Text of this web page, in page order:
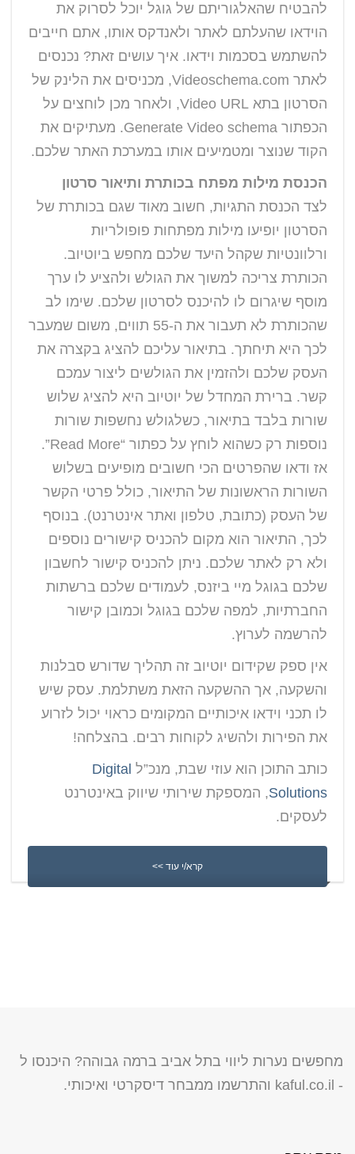
להבטיח שהאלגוריתם של גוגל יוכל לסרוק את
הוידאו שהעלתם לאתר ולאנדקס אותו, אתם חייבים
להשתמש בסכמות וידאו. איך עושים זאת? נכנסים
לאתר Videoschema.com, מכניסים את הלינק של
הסרטון בתא Video URL, ולאחר מכן לוחצים על
הכפתור Generate Video schema. מעתיקים את
הקוד שנוצר ומטמיעים אותו במערכת האתר שלכם.
הכנסת מילות מפתח בכותרת ותיאור סרטון
לצד הכנסת התגיות, חשוב מאוד שגם בכותרת של
הסרטון יופיעו מילות מפתחות פופולריות
ורלוונטיות שקהל היעד שלכם מחפש ביוטיוב.
הכותרת צריכה למשוך את הגולש ולהציע לו ערך
מוסף שיגרום לו להיכנס לסרטון שלכם. שימו לב
שהכותרת לא תעבור את ה-55 תווים, משום שמעבר
לכך היא תיחתך. בתיאור עליכם להציג בקצרה את
העסק שלכם ולהזמין את הגולשים ליצור עמכם
קשר. ברירת המחדל של יוטיוב היא להציג שלוש
שורות בלבד בתיאור, כשלגולש נחשפות שורות
נוספות רק כשהוא לוחץ על כפתור “Read More”.
אז ודאו שהפרטים הכי חשובים מופיעים בשלוש
השורות הראשונות של התיאור, כולל פרטי הקשר
של העסק (כתובת, טלפון ואתר אינטרנט). בנוסף
לכך, התיאור הוא מקום להכניס קישורים נוספים
ולא רק לאתר שלכם. ניתן להכניס קישור לחשבון
שלכם בגוגל מיי ביזנס, לעמודים שלכם ברשתות
החברתיות, למפה שלכם בגוגל וכמובן קישור
להרשמה לערוץ.
אין ספק שקידום יוטיוב זה תהליך שדורש סבלנות
והשקעה, אך ההשקעה הזאת משתלמת. עסק שיש
לו תכני וידאו איכותיים המקומים כראוי יכול לזרוע
את הפירות ולהשיג לקוחות רבים. בהצלחה!
כותב התוכן הוא עוזי שבת, מנכ”ל Digital
Solutions, המספקת שירותי שיווק באינטרנט
לעסקים.
קרא/י עוד >>
מחפשים נערות ליווי בתל אביב ברמה גבוהה? היכנסו ל
-
kaful.co.il והתרשמו ממבחר דיסקרטי ואיכותי.